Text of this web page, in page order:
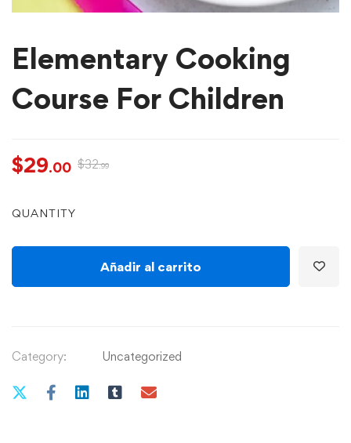
Elementary Cooking
Course For Children
$29.00 $32.99
QUANTITY
Añadir al carrito
Category: Uncategorized